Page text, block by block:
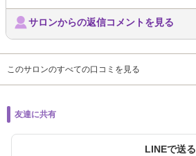
サロンからの返信コメントを見る
このサロンのすべての口コミを見る
友達に共有
LINEで送る